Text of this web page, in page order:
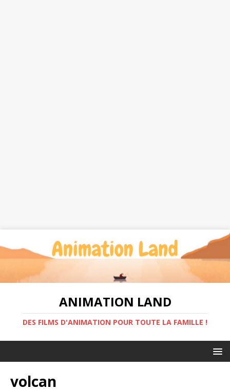
ANIMATION LAND
DES FILMS D'ANIMATION POUR TOUTE LA FAMILLE !
volcan